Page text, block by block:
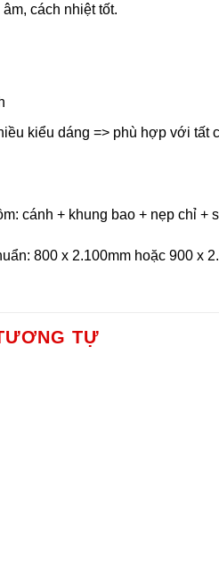
cách nhiệt tốt.
kiểu dáng => phù hợp với tất
cánh + khung bao + nẹp chỉ +
800 x 2.100mm hoặc 900 x
TỰ